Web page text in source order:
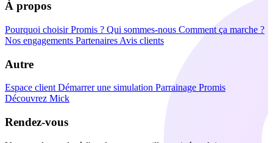
À propos
Pourquoi choisir Promis ? Qui sommes-nous Comment ça marche ?
Nos engagements Partenaires Avis clients
Autre
Espace client Démarrer une simulation Parrainage Promis
Découvrez Mick
Rendez-vous